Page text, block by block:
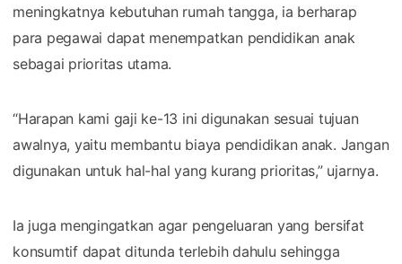
meningkatnya kebutuhan rumah tangga, ia berharap
para pegawai dapat menempatkan pendidikan anak
sebagai prioritas utama.
“Harapan kami gaji ke-13 ini digunakan sesuai tujuan
awalnya, yaitu membantu biaya pendidikan anak. Jangan
digunakan untuk hal-hal yang kurang prioritas,” ujarnya.
Ia juga mengingatkan agar pengeluaran yang bersifat
konsumtif dapat ditunda terlebih dahulu sehingga